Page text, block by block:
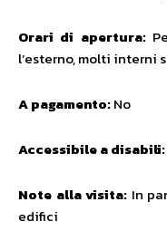
Orari di apertura:
l’esterno, molti interni
A pagamento:No
Accessibile a disabili:
Note alla visita: In
edifici